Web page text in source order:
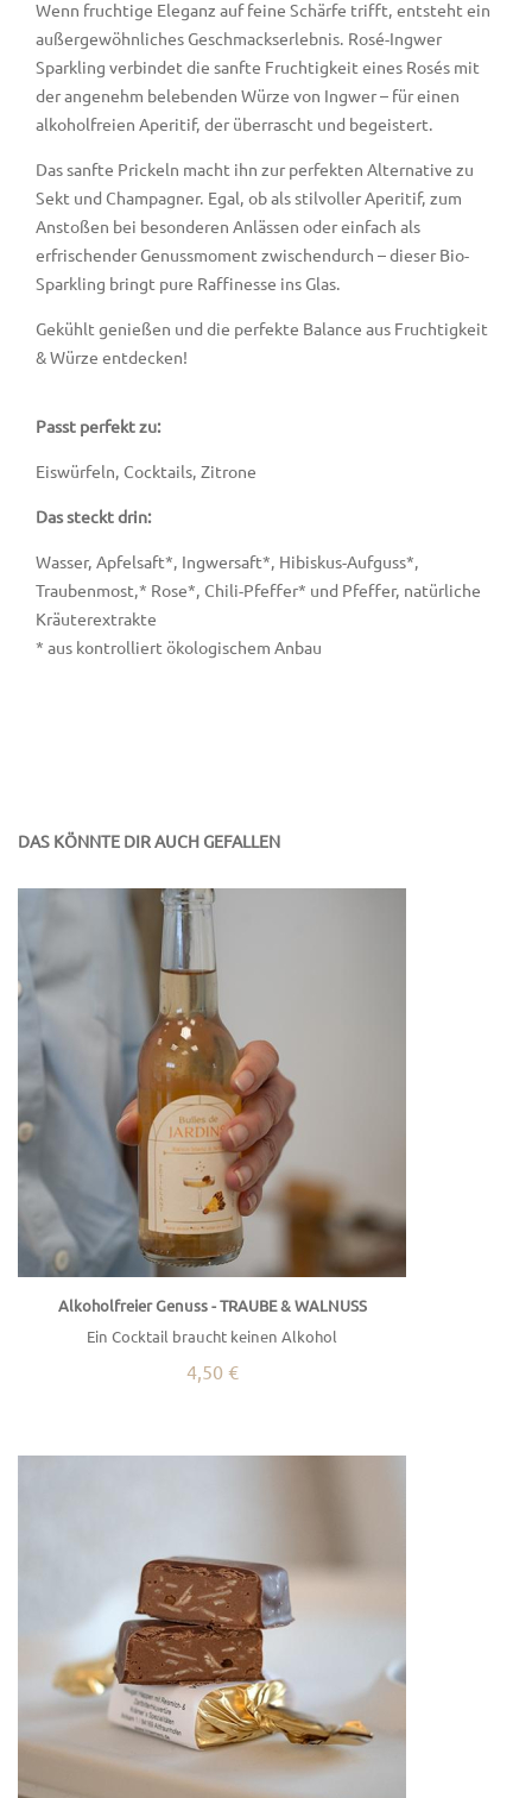
Wenn fruchtige Eleganz auf feine Schärfe trifft, entsteht ein
außergewöhnliches Geschmackserlebnis. Rosé-Ingwer
Sparkling verbindet die sanfte Fruchtigkeit eines Rosés mit
der angenehm belebenden Würze von Ingwer – für einen
alkoholfreien Aperitif, der überrascht und begeistert.
Das sanfte Prickeln macht ihn zur perfekten Alternative zu
Sekt und Champagner. Egal, ob als stilvoller Aperitif, zum
Anstoßen bei besonderen Anlässen oder einfach als
erfrischender Genussmoment zwischendurch – dieser Bio-
Sparkling bringt pure Raffinesse ins Glas.
Gekühlt genießen und die perfekte Balance aus Fruchtigkeit
& Würze entdecken!
Passt perfekt zu:
Eiswürfeln, Cocktails, Zitrone
Das steckt drin:
Wasser, Apfelsaft*, Ingwersaft*, Hibiskus-Aufguss*,
Traubenmost,* Rose*, Chili-Pfeffer* und Pfeffer, natürliche
Kräuterextrakte
* aus kontrolliert ökologischem Anbau
DAS KÖNNTE DIR AUCH GEFALLEN
Alkoholfreier Genuss - TRAUBE & WALNUSS
Ein Cocktail braucht keinen Alkohol
4,50 €